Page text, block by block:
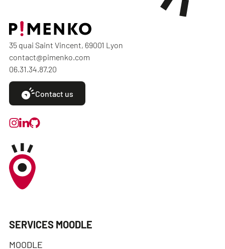
35 quai Saint Vincent, 69001 Lyon
contact@pimenko.com
06.31.34.87.20
Contact us
SERVICES MOODLE
MOODLE